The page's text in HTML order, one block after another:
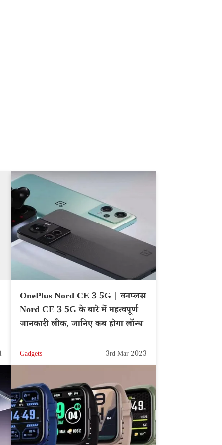
OnePlus Nord CE 3 5G | वनप्लस
Nord CE 3 5G के बारे में महत्वपूर्ण
जानकारी लीक, जानिए कब होगा लॉन्च
Gadgets 3rd Mar 2023